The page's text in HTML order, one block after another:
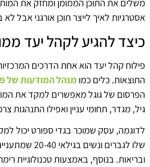
משלים את התוכן הממומן ומחזק את
אסטרגיות לאיך לייצר תוכן אורגני אבל
כיצד להגיע לקהל יעד
פילוח קהל יעד הוא אחת הדרכים
התוצאות. כלים כמו מנהל המודעות של
הפרסום של גוגל מאפשרים למקד את
גיל, מגדר, תחומי עניין ואפילו התנהגות
לדוגמה, עסק שמוכר בגדי ספורט יכול
שלו לגברים ונשים
ובריאות. בנוסף, באמצעות טכנולוגיית